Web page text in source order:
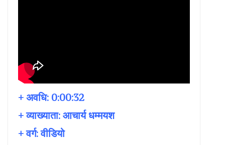
+ अवधि: 0:00:32
+ व्याख्याता: आचार्य धम्मयश
+ वर्ग: वीडियो